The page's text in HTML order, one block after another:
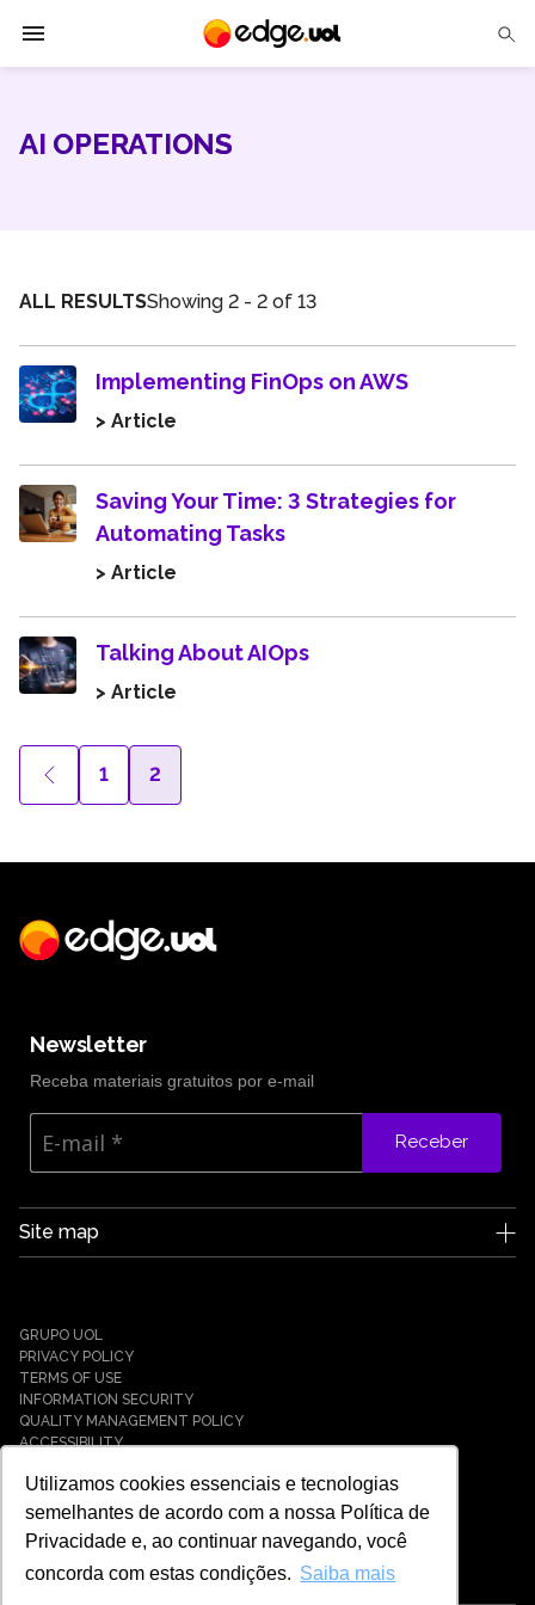
Utilizamos cookies essenciais e tecnologias
semelhantes de acordo com a nossa Política de
Privacidade e, ao continuar navegando, você
concorda com estas condições. Saiba mais
Solutions
Contact Us
AI OPERATIONS
ALL RESULTSShowing 2 - 2 of 13
Implementing FinOps on AWS
> Article
Saving Your Time: 3 Strategies for
Automating Tasks
> Article
Talking About AIOps
> Article
1 2
Newsletter
Receba materiais gratuitos por e-mail
Receber
Site map
News
Partners
Case Studies
Solutions
Cyber Resilience
Cyber Governance
Hybrid Cloud & Infrastructure
Payment Solutions
GRUPO UOL
PRIVACY POLICY
TERMS OF USE
INFORMATION SECURITY
QUALITY MANAGEMENT POLICY
ACCESSIBILITY